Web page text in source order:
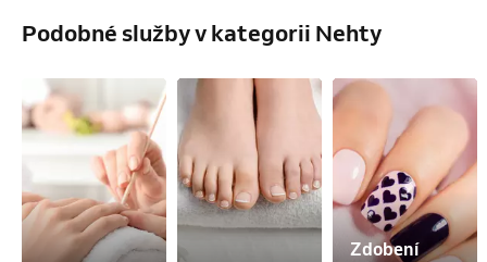
Podobné služby v kategorii Nehty
Zdobení